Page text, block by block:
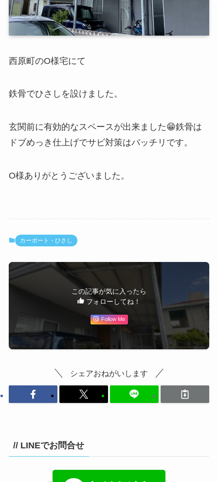
西原町のO様宅にて
鉄骨でひさしを設けました。
玄関前に有効的なスペースが出来ました😁鉄骨は
ドブめっき仕上げでサビ対策はバッチリです。
O様ありがとうございました。
カーポート・ひさし
この記事が気に入ったら
フォローしてね！
Follow Me
シェアおねがいします
// LINEでお問合せ